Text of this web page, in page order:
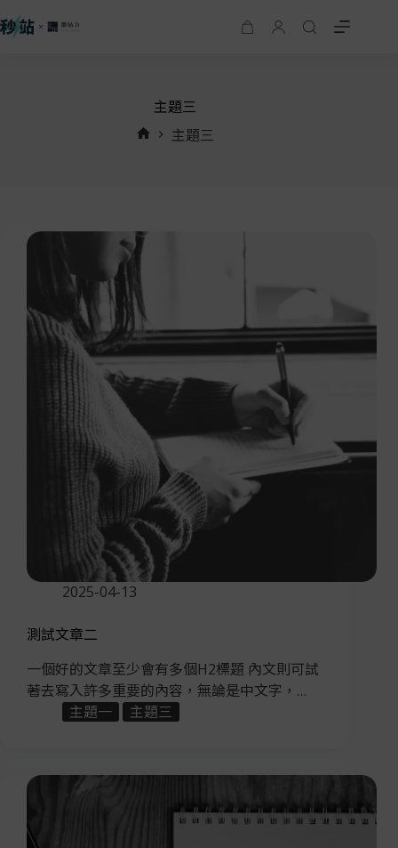
主題三
主題三
2025-04-13
測試文章二
一個好的文章至少會有多個H2標題 內文則可試
著去寫入許多重要的內容，無論是中文字，…
主題一
主題三